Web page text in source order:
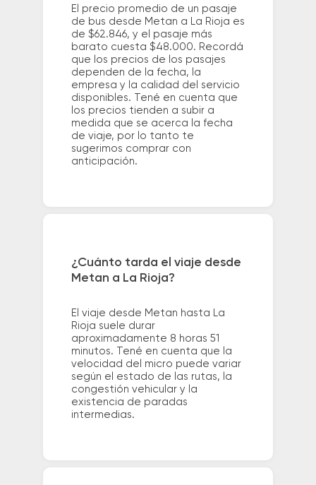
El precio promedio de un pasaje
de bus desde Metan a La Rioja es
de $62.846, y el pasaje más
barato cuesta $48.000. Recordá
que los precios de los pasajes
dependen de la fecha, la
empresa y la calidad del servicio
disponibles. Tené en cuenta que
los precios tienden a subir a
medida que se acerca la fecha
de viaje, por lo tanto te
sugerimos comprar con
anticipación.
¿Cuánto tarda el viaje desde
Metan a La Rioja?
El viaje desde Metan hasta La
Rioja suele durar
aproximadamente 8 horas 51
minutos. Tené en cuenta que la
velocidad del micro puede variar
según el estado de las rutas, la
congestión vehicular y la
existencia de paradas
intermedias.